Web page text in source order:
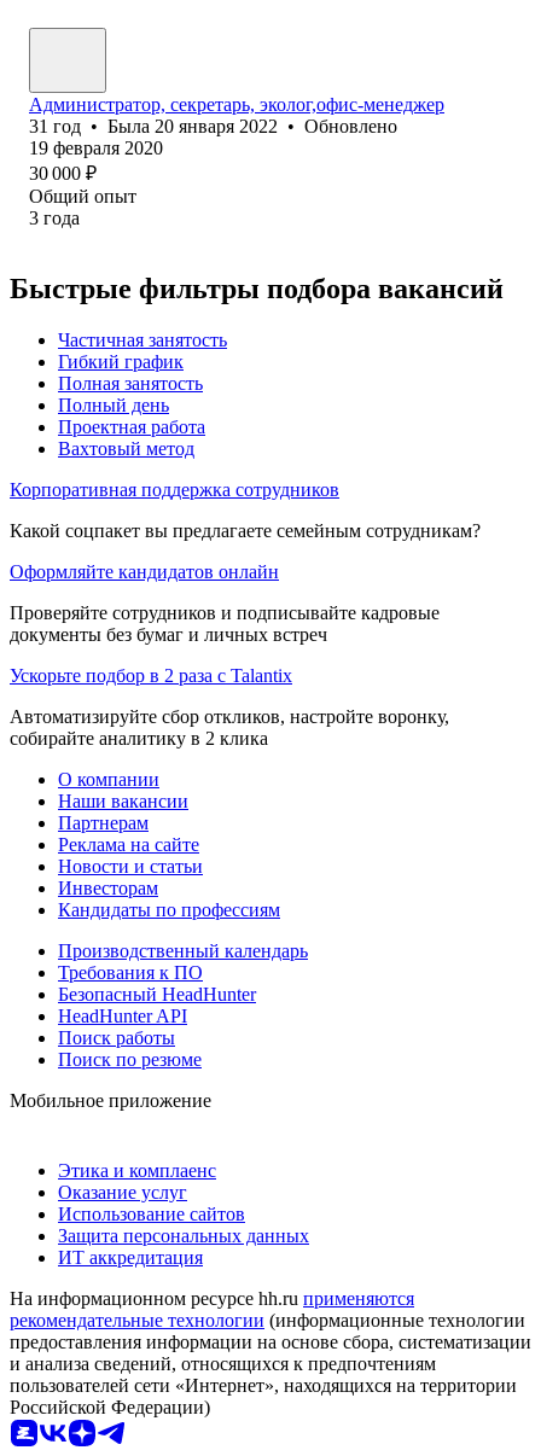
Администратор, секретарь, эколог,офис-менеджер
31 год • Была 20 января 2022 • Обновлено
19 февраля 2020
30 000 ₽
Общий опыт
3 года
Быстрые фильтры подбора вакансий
Частичная занятость
Гибкий график
Полная занятость
Полный день
Проектная работа
Вахтовый метод
Корпоративная поддержка сотрудников
Какой соцпакет вы предлагаете семейным сотрудникам?
Оформляйте кандидатов онлайн
Проверяйте сотрудников и подписывайте кадровые
документы без бумаг и личных встреч
Ускорьте подбор в 2 раза с Talantix
Автоматизируйте сбор откликов, настройте воронку,
собирайте аналитику в 2 клика
О компании
Наши вакансии
Партнерам
Реклама на сайте
Новости и статьи
Инвесторам
Кандидаты по профессиям
Производственный календарь
Требования к ПО
Безопасный HeadHunter
HeadHunter API
Поиск работы
Поиск по резюме
Мобильное приложение
Этика и комплаенс
Оказание услуг
Использование сайтов
Защита персональных данных
ИТ аккредитация
На информационном ресурсе hh.ru применяются
рекомендательные технологии (информационные технологии
предоставления информации на основе сбора, систематизации
и анализа сведений, относящихся к предпочтениям
пользователей сети «Интернет», находящихся на территории
Российской Федерации)